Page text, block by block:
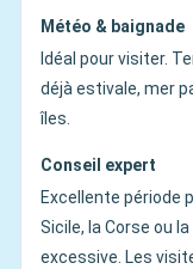
Météo & baignade
Idéal pour visiter.
déjà estivale, mer
îles.
Conseil expert
Excellente période
Sicile, la Corse ou
excessive. Les